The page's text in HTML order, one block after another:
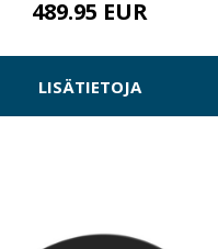
489.95 EUR
LISÄTIETOJA